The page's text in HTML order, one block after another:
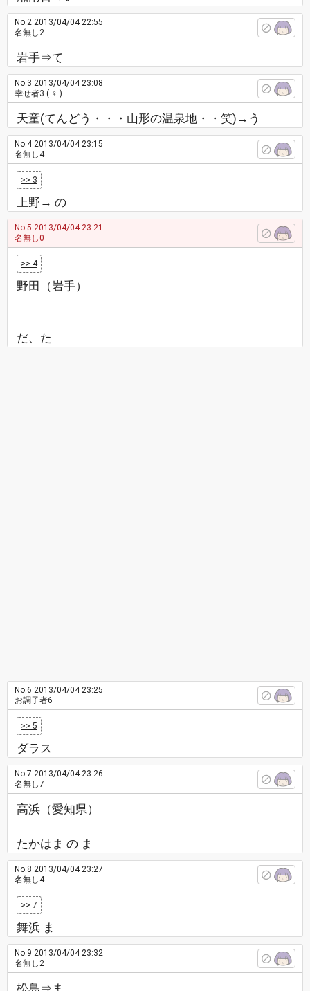
No.2 2013/04/04 22:55
名無し2
岩手⇒て
No.3 2013/04/04 23:08
幸せ者3 ( ♀ )
天童(てんどう・・・山形の温泉地・・笑)→う
No.42013/04/04 23:15
名無し4
>> 3
上野→ の
No.5 2013/04/04 23:21
名無し0
>> 4
野田（岩手）
だ、た
No.6 2013/04/04 23:25
お調子者6
>> 5
ダラス
No.7 2013/04/04 23:26
名無し7
高浜（愛知県）
たかはま の ま
No.8 2013/04/04 23:27
名無し4
>> 7
舞浜 ま
No.9 2013/04/04 23:32
名無し2
松島⇒ま